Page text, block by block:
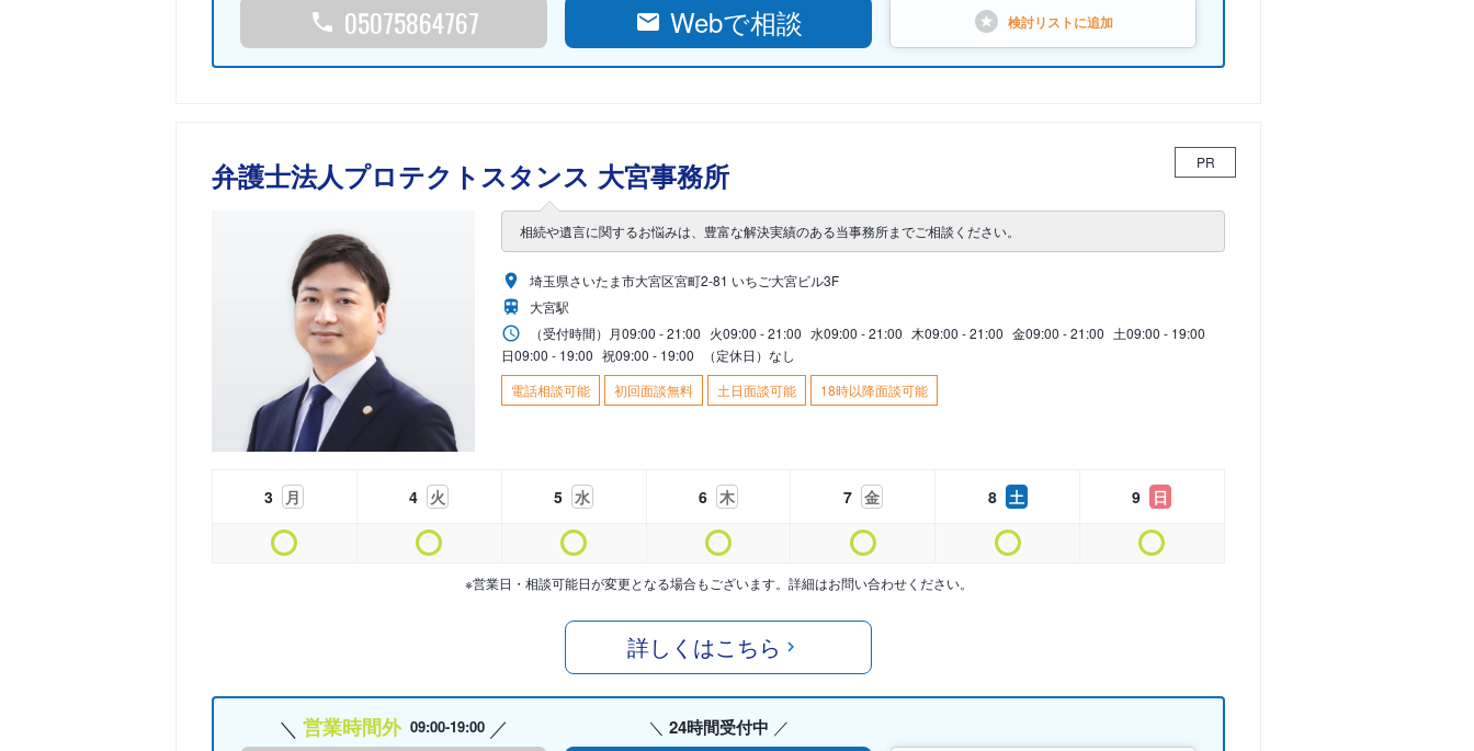
05075864767 Webで相談 検討リストに追加
弁護士法人プロテクトスタンス 大宮事務所 PR
相続や遺言に関するお悩みは、豊富な解決実績のある当事務所までご相談ください。
埼玉県さいたま市大宮区宮町2-81 いちご大宮ビル3F
大宮駅
（受付時間） 月09:00 - 21:00 火09:00 - 21:00 水09:00 - 21:00 木09:00 - 21:00 金09:00 - 21:00 土09:00 - 19:00
日09:00 - 19:00 祝09:00 - 19:00
（定休日）なし
電話相談可能
初回面談無料 土日面談可能 18時以降面談可能
3 月 4 火 5 水 6 木 7 金 8 土 9 日
※営業日・相談可能日が変更となる場合もございます。詳細はお問い合わせください。
詳しくはこちら
営業時間外 09:00-19:00 24時間受付中